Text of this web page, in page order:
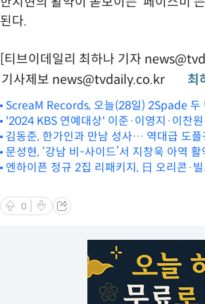
된다.
[티브이데일리 최하나 기자
기사제보 news@tvdaily.co.kr 최
ScreaM Records, 오늘(28일) 2Spade 두
'2024 KBS 연예대상' 이준·이영지·이찬
김동준, 한가인과 만남 성사… 역대급 도플
문성현, ‘강남 비-사이드’서 지창욱 아역 활
엔하이픈 정규 2집 리패키지, 日 오리콘·
0